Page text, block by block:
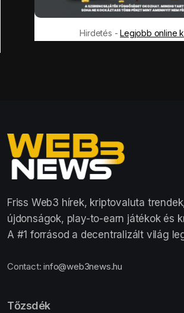
Hirdetés -Legjobb online
Friss Web3 hírek, kriptovaluta
újdonságok, play-to-earn játékok és
A #1 forrásod a decentralizált világ
Contact:info@web3news.hu
Tőzsdék